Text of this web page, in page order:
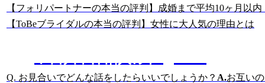
【フォリパートナーの本当の評判】成婚まで平均10ヶ月以内
【ToBeブライダルの本当の評判】女性に大人気の理由とは
Q. お見合いでどんな話をしたらいいでしょうか？ A.お互い